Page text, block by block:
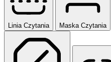
Linia Czytania Maska Czytania